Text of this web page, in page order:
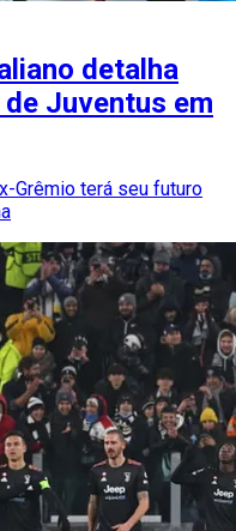
detalha
Juventus em
Grêmio terá seu futuro